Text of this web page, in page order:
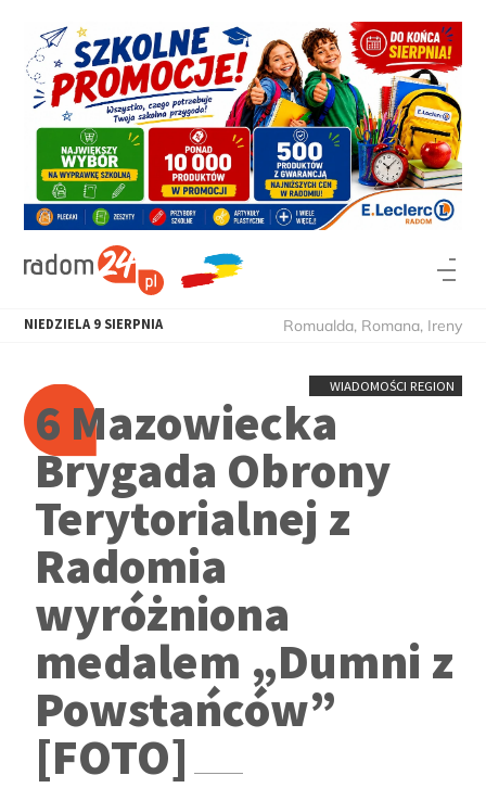
NIEDZIELA 9 SIERPNIA Romualda, Romana, Ireny
WIADOMOŚCI REGION
6 Mazowiecka
Brygada Obrony
Terytorialnej z
Radomia
wyróżniona
medalem „Dumni z
Powstańców”
[FOTO]